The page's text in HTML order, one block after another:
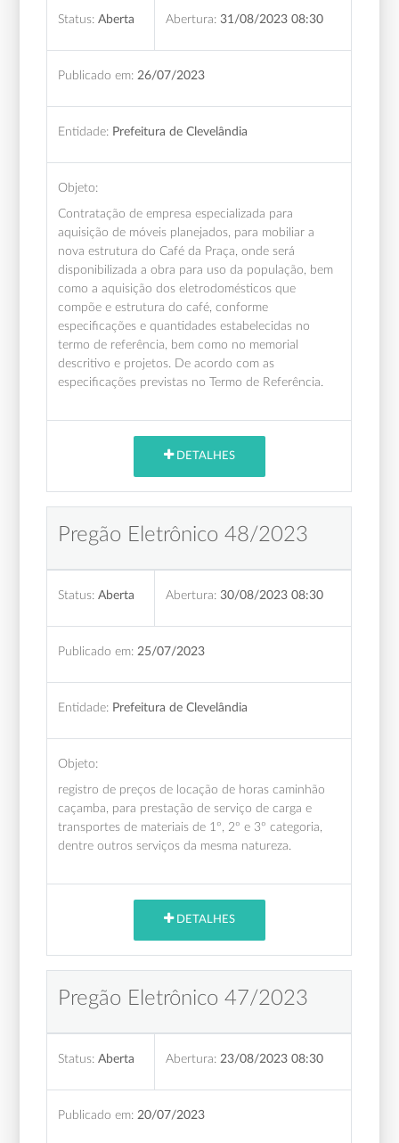
Status: Aberta Abertura: 31/08/2023 08:30
Publicado em: 26/07/2023
Entidade: Prefeitura de Clevelândia
Objeto:
Contratação de empresa especializada para
aquisição de móveis planejados, para mobiliar a
nova estrutura do Café da Praça, onde será
disponibilizada a obra para uso da população, bem
como a aquisição dos eletrodomésticos que
compõe e estrutura do café, conforme
especificações e quantidades estabelecidas no
termo de referência, bem como no memorial
descritivo e projetos. De acordo com as
especificações previstas no Termo de Referência.
DETALHES
Pregão Eletrônico 48/2023
Status: Aberta Abertura: 30/08/2023 08:30
Publicado em: 25/07/2023
Entidade: Prefeitura de Clevelândia
Objeto:
registro de preços de locação de horas caminhão
caçamba, para prestação de serviço de carga e
transportes de materiais de 1º, 2º e 3º categoria,
dentre outros serviços da mesma natureza.
DETALHES
Pregão Eletrônico 47/2023
Status: Aberta Abertura: 23/08/2023 08:30
Publicado em: 20/07/2023